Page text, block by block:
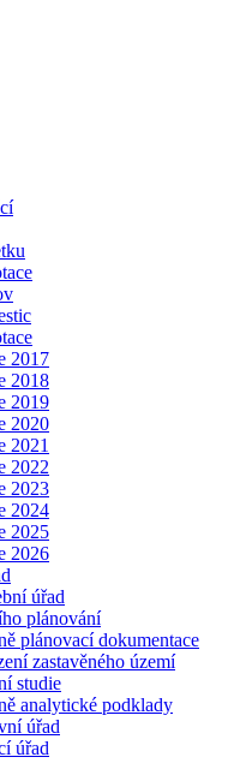
2017
2018
2019
2020
2021
2022
2023
2024
2025
2026
úřad
plánování
plánovací dokumentace
zastavěného území
studie
analytické podklady
úřad
úřad